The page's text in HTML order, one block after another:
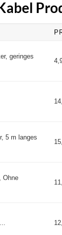
geringes
5 m langes
Ohne